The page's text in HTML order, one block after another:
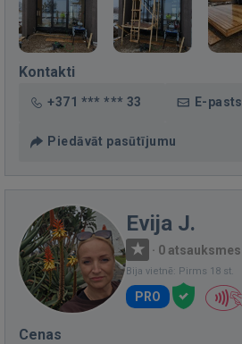
Kontakti
+371 *** *** 33 E-pasts
Piedāvāt pasūtījumu
Evija J.
· 0 atsauksmes
Bija vietnē: Pirms 18 st.
PRO
Cenas